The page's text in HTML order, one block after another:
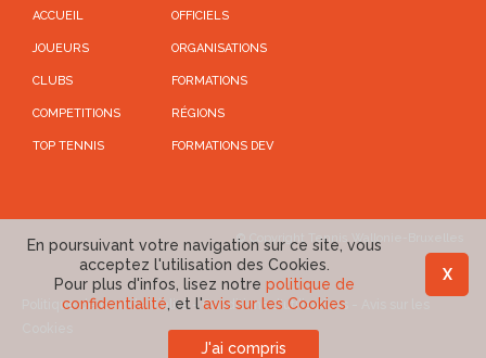
ACCUEIL
JOUEURS
CLUBS
COMPETITIONS
TOP TENNIS
OFFICIELS
ORGANISATIONS
FORMATIONS
RÉGIONS
FORMATIONS DEV
© Copyright Tennis Wallonie-Bruxelles
Politique de confidentialité-Conditions d'utilisations
X
En poursuivant votre navigation sur ce site, vous
acceptez l'utilisation des Cookies.
Pour plus d'infos, lisez notre politique de
confidentialité , et l'avis sur les Cookies
J'ai compris